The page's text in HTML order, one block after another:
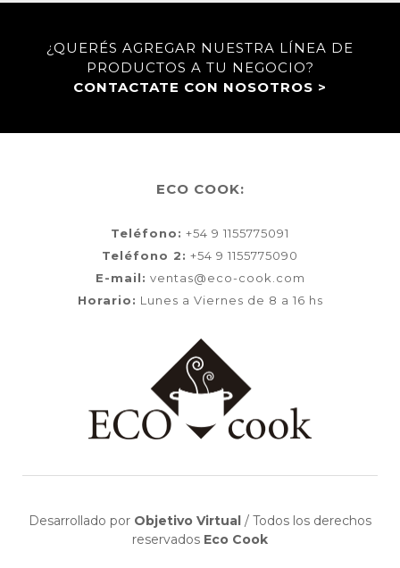
¿QUERÉS AGREGAR NUESTRA LÍNEA DE
PRODUCTOS A TU NEGOCIO?
CONTACTATE CON NOSOTROS >
ECO COOK:
Teléfono: +54 9 1155775091
Teléfono 2: +54 9 1155775090
E-mail: ventas@eco-cook.com
Horario: Lunes a Viernes de 8 a 16 hs
Desarrollado por Objetivo Virtual / Todos los derechos
reservados Eco Cook